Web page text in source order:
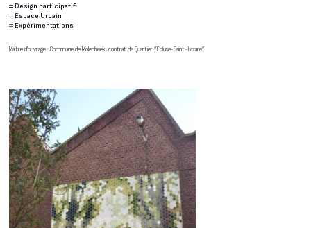
# Design participatif
# Espace Urbain
# Expérimentations
Maître d'ouvrage : Commune de Molenbeek, contrat de Quartier “Ecluse-Saint-Lazare”